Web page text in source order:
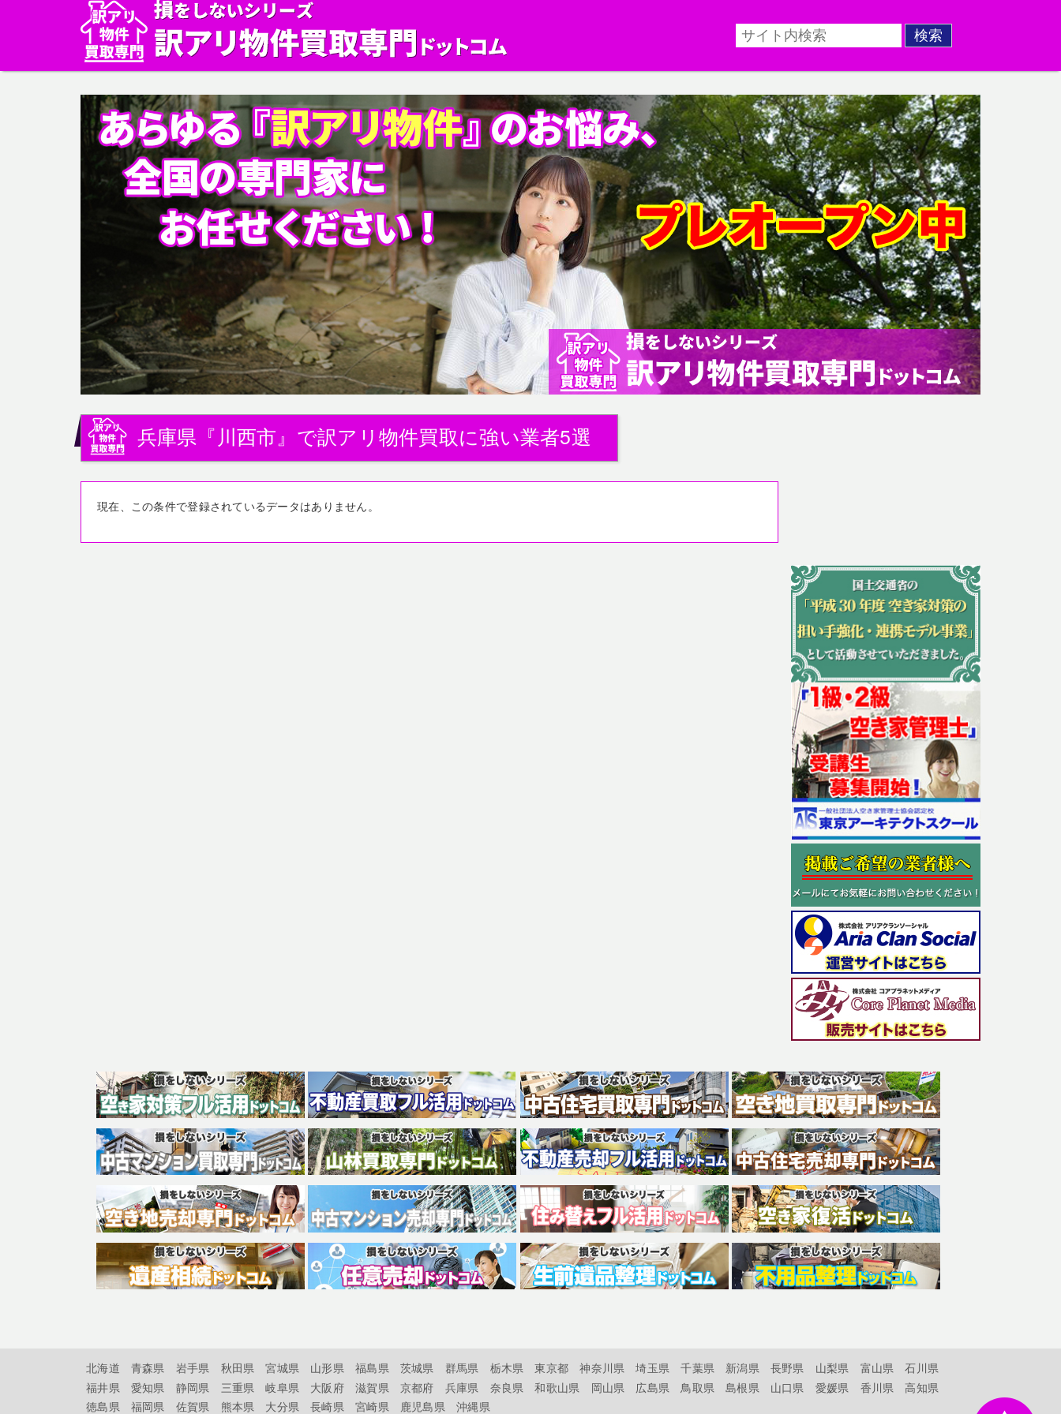
兵庫県『川西市』で訳アリ物件買取に強い業者5選
現在、この条件で登録されているデータはありません。
北海道 青森県 岩手県 秋田県 宮城県 山形県 福島県 茨城県 群馬県 栃木県 東京都 神奈川県 埼玉県 千葉県 新潟県 長野県 山梨県 富山県
石川県
福井県
愛知県 静岡県 三重県 岐阜県 大阪府 滋賀県 京都府 兵庫県 奈良県 和歌山県 岡山県 広島県 鳥取県 島根県 山口県 愛媛県 香川県
高知県
徳島県
福岡県 佐賀県 熊本県 大分県 長崎県 宮崎県 鹿児島県 沖縄県